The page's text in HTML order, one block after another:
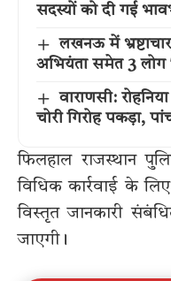
सदस्यों को दी गई
लखनऊ में
अभियंता समेत 3 लोग
वाराणसी:
चोरी गिरोह पकड़ा,
फिलहाल राजस्थान
विधिक कार्रवाई के
विस्तृत जानकारी
जाएगी।